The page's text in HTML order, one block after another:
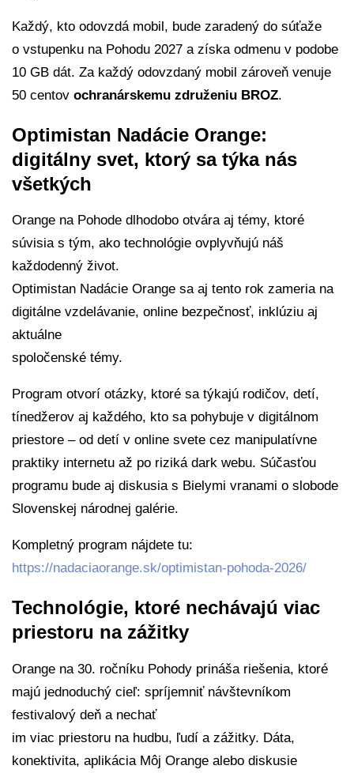
Každý, kto odovzdá mobil, bude zaradený do súťaže
o vstupenku na Pohodu 2027 a získa odmenu v podobe
10 GB dát. Za každý odovzdaný mobil zároveň venuje
50 centov ochranárskemu združeniu BROZ.
Optimistan Nadácie Orange:
digitálny svet, ktorý sa týka nás
všetkých
Orange na Pohode dlhodobo otvára aj témy, ktoré
súvisia s tým, ako technológie ovplyvňujú náš
každodenný život.
Optimistan Nadácie Orange sa aj tento rok zameria na
digitálne vzdelávanie, online bezpečnosť, inklúziu aj
aktuálne
spoločenské témy.
Program otvorí otázky, ktoré sa týkajú rodičov, detí,
tínedžerov aj každého, kto sa pohybuje v digitálnom
priestore – od detí v online svete cez manipulatívne
praktiky internetu až po riziká dark webu. Súčasťou
programu bude aj diskusia s Bielymi vranami o slobode
Slovenskej národnej galérie.
Kompletný program nájdete tu:
https://nadaciaorange.sk/optimistan-pohoda-2026/
Technológie, ktoré nechávajú viac
priestoru na zážitky
Orange na 30. ročníku Pohody prináša riešenia, ktoré
majú jednoduchý cieľ: spríjemniť návštevníkom
festivalový deň a nechať
im viac priestoru na hudbu, ľudí a zážitky. Dáta,
konektivita, aplikácia Môj Orange alebo diskusie